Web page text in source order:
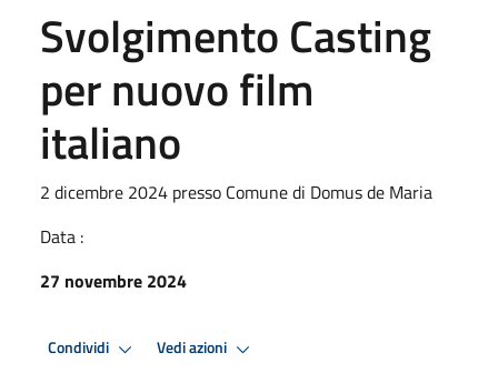
Svolgimento Casting
per nuovo film
italiano
2 dicembre 2024 presso Comune di Domus de Maria
Data :
27 novembre 2024
Condividi Vedi azioni